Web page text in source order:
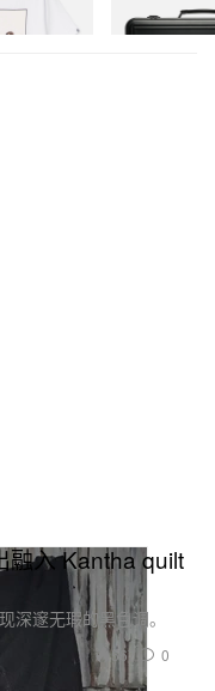
融入 Kantha quilt
深邃无瑕的黑色调。
567 0